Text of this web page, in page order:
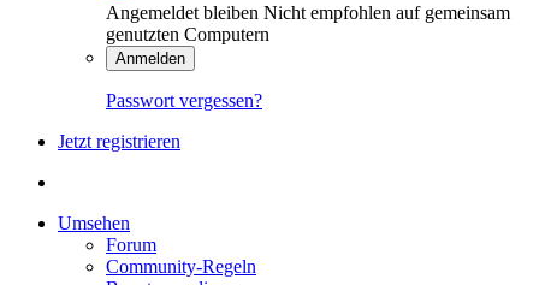
Angemeldet bleiben Nicht empfohlen auf gemeinsam
genutzten Computern
Anmelden
Passwort vergessen?
Jetzt registrieren
Umsehen
Forum
Community-Regeln